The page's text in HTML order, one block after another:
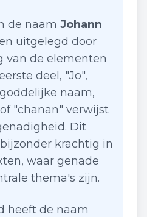
de naam Johann
uitgelegd door
van de elementen
deel, "Jo",
naam,
"chanan" verwijst
Dit
krachtig in
waar genade
thema's zijn.
heeft de naam